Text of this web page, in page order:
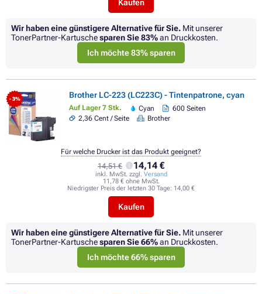
Kaufen
Wir haben eine günstigere Alternative für Sie. Mit unserer
TonerPartner-Kartuschesparen Sie83%an Druckkosten.
Ich möchte 83% sparen
- 3% Brother LC-223 (LC223C) - Tintenpatrone, cyan
Auf Lager 7 Stk. Cyan
600 Seiten
2,36 Cent / Seite
Brother
14,51 € 14,14 €
inkl. MwSt. zzgl. Versand
11,78 € ohne MwSt.
Niedrigster Preis der letzten 30 Tage: 14,00 €
Kaufen
Für welche Drucker ist das Produkt geeignet?
Wir haben eine günstigere Alternative für Sie. Mit unserer
TonerPartner-Kartuschesparen Sie66%an Druckkosten.
Ich möchte 66% sparen